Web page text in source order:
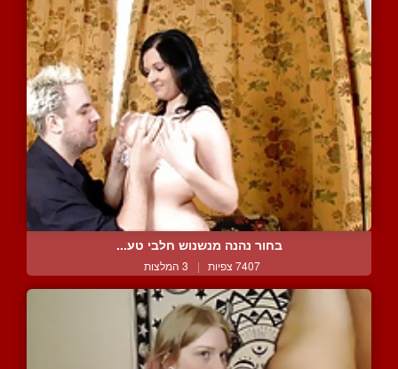
בחור נהנה מנשנוש חלבי טע...
7407 צפיות | 3 המלצות